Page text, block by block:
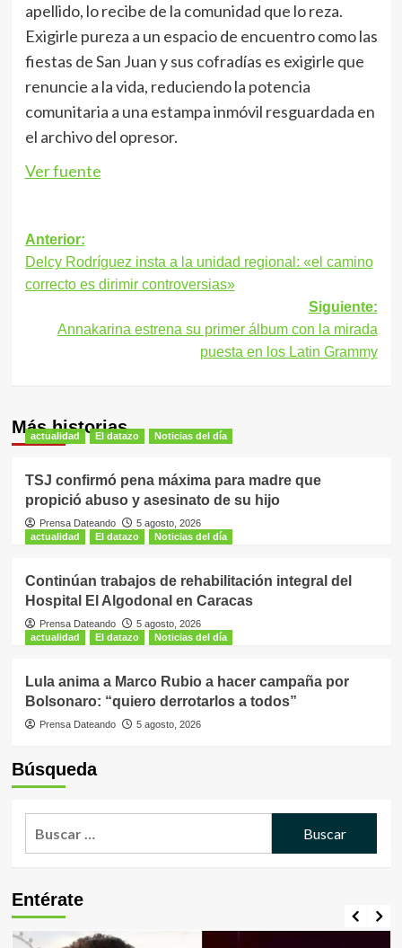
apellido, lo recibe de la comunidad que lo reza.
Exigirle pureza a un espacio de encuentro como las
fiestas de San Juan y sus cofradías es exigirle que
renuncie a la vida, reduciendo la potencia
comunitaria a una estampa inmóvil resguardada en
el archivo del opresor.
Ver fuente
Navegación
de
Anterior:
Delcy Rodríguez insta a la unidad regional: «el camino
correcto es dirimir controversias»
Siguiente:
Annakarina estrena su primer álbum con la mirada
puesta en los Latin Grammy
Más historias
actualidad El datazo Noticias del día
TSJ confirmó pena máxima para madre que
propició abuso y asesinato de su hijo
Prensa Dateando
5 agosto, 2026
actualidad
El datazo Noticias del día
Continúan trabajos de rehabilitación integral del
Hospital El Algodonal en Caracas
Prensa Dateando
5 agosto, 2026
actualidad
El datazo Noticias del día
Lula anima a Marco Rubio a hacer campaña por
Bolsonaro: “quiero derrotarlos a todos”
Prensa Dateando 5 agosto, 2026
Búsqueda
Entérate